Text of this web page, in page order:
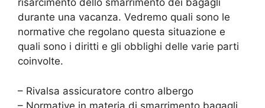
risarcimento dello smarrimento dei bagagli
durante una vacanza. Vedremo quali sono le
normative che regolano questa situazione e
quali sono i diritti e gli obblighi delle varie parti
coinvolte.
– Rivalsa assicuratore contro albergo
– Normative in materia di smarrimento bagagli